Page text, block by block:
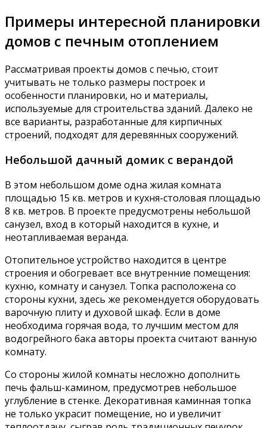
Примеры интересной планировки
домов с печным отоплением
Рассматривая проекты домов с печью, стоит
учитывать не только размеры построек и
особенности планировки, но и материалы,
используемые для строительства зданий. Далеко не
все варианты, разработанные для кирпичных
строений, подходят для деревянных сооружений.
Небольшой дачный домик с верандой
В этом небольшом доме одна жилая комната
площадью 15 кв. метров и кухня-столовая площадью
8 кв. метров. В проекте предусмотрены небольшой
санузел, вход в который находится в кухне, и
неотапливаемая веранда.
Отопительное устройство находится в центре
строения и обогревает все внутренние помещения:
кухню, комнату и санузел. Топка расположена со
стороны кухни, здесь же рекомендуется оборудовать
варочную плиту и духовой шкаф. Если в доме
необходима горячая вода, то лучшим местом для
водогрейного бака авторы проекта считают ванную
комнату.
Со стороны жилой комнаты несложно дополнить
печь фальш-камином, предусмотрев небольшое
углубление в стенке. Декоративная каминная топка
не только украсит помещение, но и увеличит